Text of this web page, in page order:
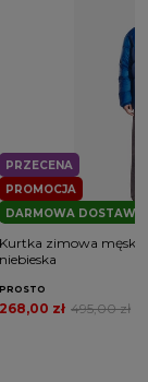
PROMOCJA
PRZECENA
DARMOWA DOSTAWA
Kurtka zimowa męska
niebieska
PROSTO
495,00 zł
268,00 zł